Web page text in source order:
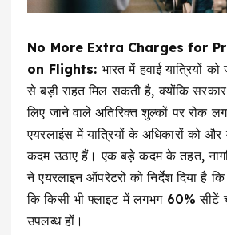
No More Extra Charges for
on Flights: भारत में हवाई यात्रियों
से बड़ी राहत मिल सकती है, क्योंकि
लिए जाने वाले अतिरिक्त शुल्कों पर रोक
एयरलाइंस में यात्रियों के अधिकारों को
कदम उठाए हैं। एक बड़े कदम के तहत,
ने एयरलाइन ऑपरेटरों को निर्देश दिया है
कि किसी भी फ्लाइट में लगभग 60% सीटें
उपलब्ध हों।